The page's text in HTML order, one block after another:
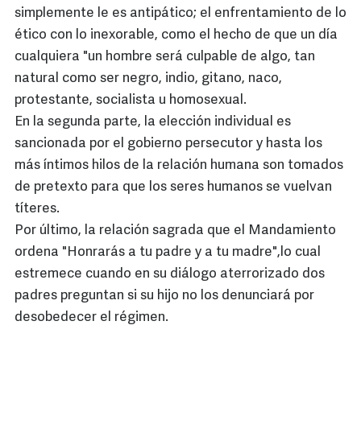
simplemente le es antipático; el enfrentamiento de lo
ético con lo inexorable, como el hecho de que un día
cualquiera "un hombre será culpable de algo, tan
natural como ser negro, indio, gitano, naco,
protestante, socialista u homosexual.
En la segunda parte, la elección individual es
sancionada por el gobierno persecutor y hasta los
más íntimos hilos de la relación humana son tomados
de pretexto para que los seres humanos se vuelvan
títeres.
Por último, la relación sagrada que el Mandamiento
ordena "Honrarás a tu padre y a tu madre",lo cual
estremece cuando en su diálogo aterrorizado dos
padres preguntan si su hijo no los denunciará por
desobedecer el régimen.